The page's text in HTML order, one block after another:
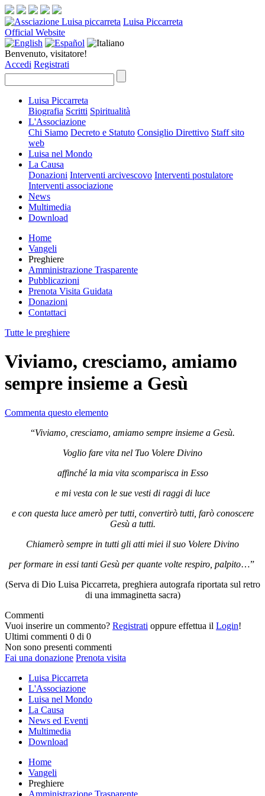
Luisa Piccarreta
Official Website
Benvenuto, visitatore!
Accedi Registrati
Luisa Piccarreta
Biografia Scritti Spiritualità
L'Associazione
Chi Siamo Decreto e Statuto Consiglio Direttivo Staff sito
web
Luisa nel Mondo
La Causa
Donazioni Interventi arcivescovo Interventi postulatore
Interventi associazione
News
Multimedia
Download
Home
Vangeli
Preghiere
Amministrazione Trasparente
Pubblicazioni
Prenota Visita Guidata
Donazioni
Contattaci
Tutte le preghiere
Viviamo, cresciamo, amiamo
sempre insieme a Gesù
Commenta questo elemento
“Viviamo, cresciamo, amiamo sempre insieme a Gesù.
Voglio fare vita nel Tuo Volere Divino
affinché la mia vita scomparisca in Esso
e mi vesta con le sue vesti di raggi di luce
e con questa luce amerò per tutti, convertirò tutti, farò conoscere
Gesù a tutti.
Chiamerò sempre in tutti gli atti miei il suo Volere Divino
per formare in essi tanti Gesù per quante volte respiro, palpito…”
(Serva di Dio Luisa Piccarreta, preghiera autografa riportata sul retro
di una immaginetta sacra)
Commenti
Vuoi inserire un commento? Registrati oppure effettua il Login!
Ultimi commenti 0 di 0
Non sono presenti commenti
Fai una donazione Prenota visita
Luisa Piccarreta
L'Associazione
Luisa nel Mondo
La Causa
News ed Eventi
Multimedia
Download
Home
Vangeli
Preghiere
Amministrazione Trasparente